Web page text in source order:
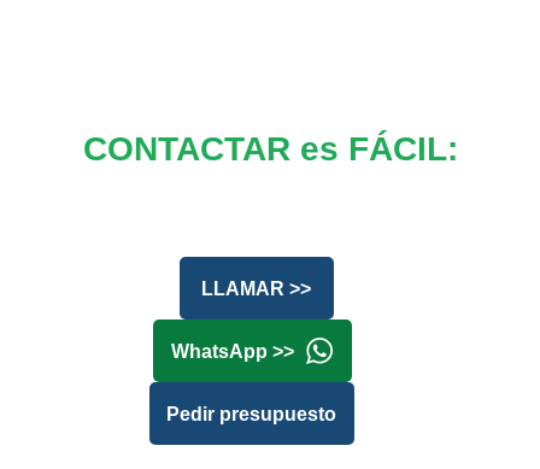
CONTACTAR es FÁCIL:
LLAMAR >>
WhatsApp >>
Pedir presupuesto